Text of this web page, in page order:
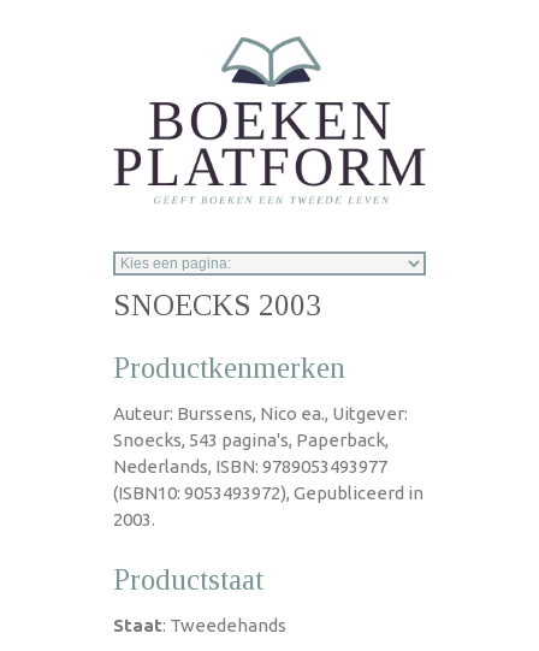
SNOECKS 2003
Productkenmerken
Auteur: Burssens, Nico ea., Uitgever:
Snoecks, 543 pagina's, Paperback,
Nederlands, ISBN: 9789053493977
(ISBN10: 9053493972), Gepubliceerd in
2003.
Productstaat
Staat: Tweedehands